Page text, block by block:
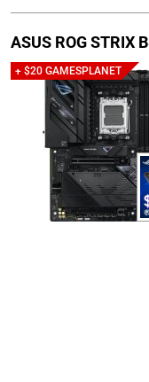
ASUS ROG STRIX
+ $20 GAMESPLANET